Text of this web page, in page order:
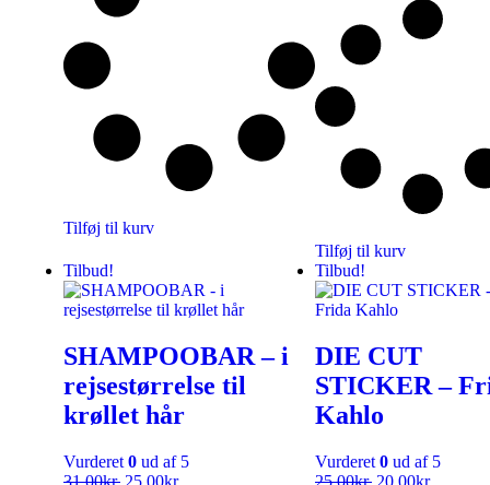
Tilføj til kurv
Tilføj til kurv
Tilbud!
SHAMPOOBAR – i
rejsestørrelse til
krøllet hår
Vurderet 0 ud af 5
31,00kr. 25,00kr.
Tilbud!
DIE CUT
STICKER –
Kahlo
Vurderet 0 ud af 5
25,00kr. 20,00kr.